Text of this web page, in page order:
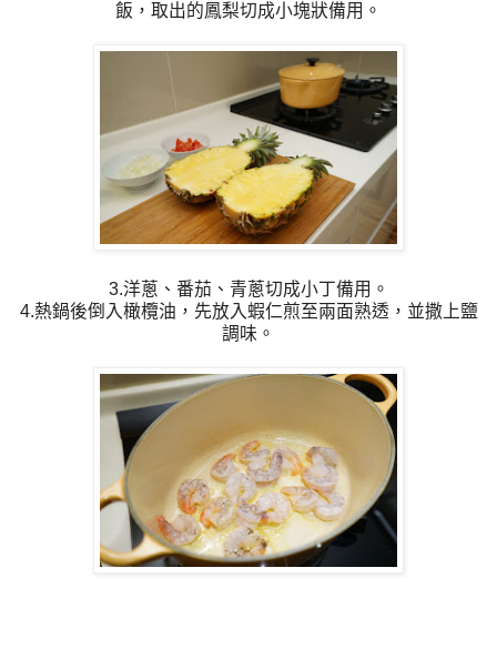
飯，取出的鳳梨切成小塊狀備用。
3.洋蔥、番茄、青蔥切成小丁備用。
4.熱鍋後倒入橄欖油，先放入蝦仁煎至兩面熟透，並撒上鹽
調味。